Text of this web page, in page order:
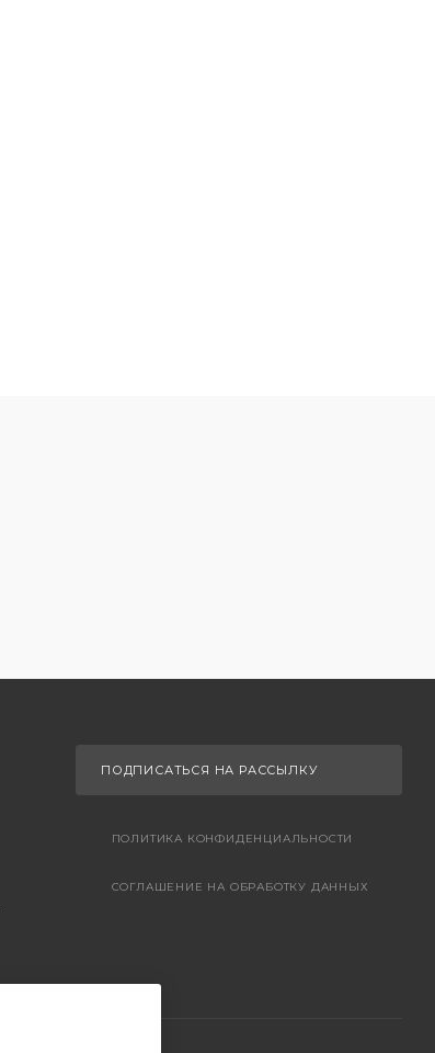
ПОДПИСАТЬСЯ НА РАССЫЛКУ
ПОЛИТИКА КОНФИДЕНЦИАЛЬНОСТИ
СОГЛАШЕНИЕ НА ОБРАБОТКУ ДАННЫХ